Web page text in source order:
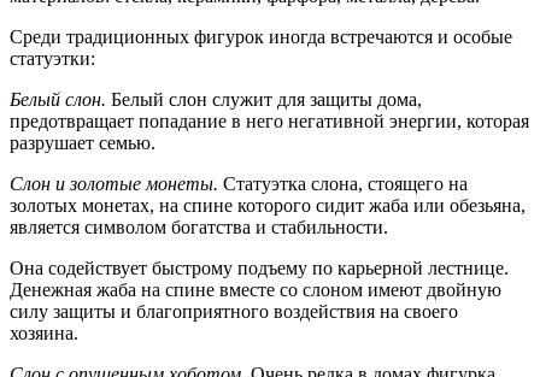
Среди традиционных фигурок иногда встречаются и особые
статуэтки:
Белый слон. Белый слон служит для защиты дома,
предотвращает попадание в него негативной энергии, которая
разрушает семью.
Cлон и золотые монеты. Статуэтка слона, стоящего на
золотых монетах, на спине которого сидит жаба или обезьяна,
является символом богатства и стабильности.
Она содействует быстрому подъему по карьерной лестнице.
Денежная жаба на спине вместе со слоном имеют двойную
силу защиты и благоприятного воздействия на своего
хозяина.